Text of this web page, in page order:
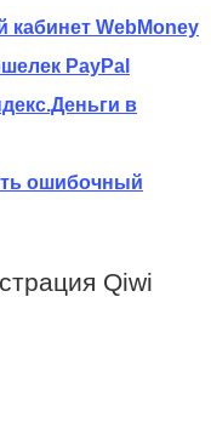
кабинет WebMoney
PayPal
в
ошибочный
Qiwi